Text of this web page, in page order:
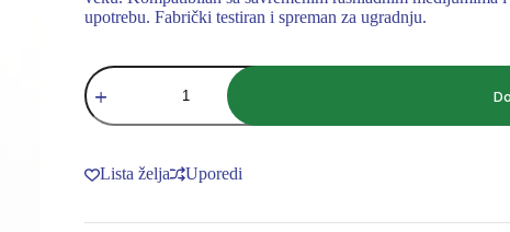
upotrebu. Fabrički testiran i spreman za ugradnju.
Danfoss
kompresor
MLZ066
količina
Lista želja Uporedi